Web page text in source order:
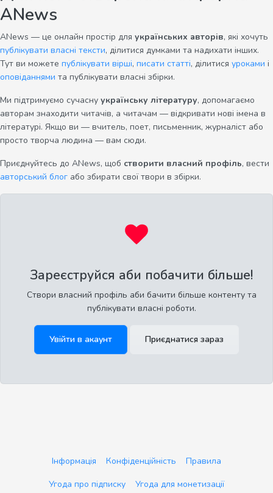
ANews
ANews — це онлайн простір для українських авторів, які хочуть
публікувати власні тексти, ділитися думками та надихати інших.
Тут ви можете публікувати вірші, писати статті, ділитися уроками і
оповіданнями та публікувати власні збірки.
Ми підтримуємо сучасну українську літературу, допомагаємо
авторам знаходити читачів, а читачам — відкривати нові імена в
літературі. Якщо ви — вчитель, поет, письменник, журналіст або
просто творча людина — вам сюди.
Приєднуйтесь до ANews, щоб створити власний профіль, вести
авторський блог або збирати свої твори в збірки.
Зареєструйся аби побачити більше!
Створи власний профіль аби бачити більше контенту та
публікувати власні роботи.
Увійти в акаунт Приєднатися зараз
Інформація Конфіденційність
Правила
Угода про підписку
Угода для монетизації